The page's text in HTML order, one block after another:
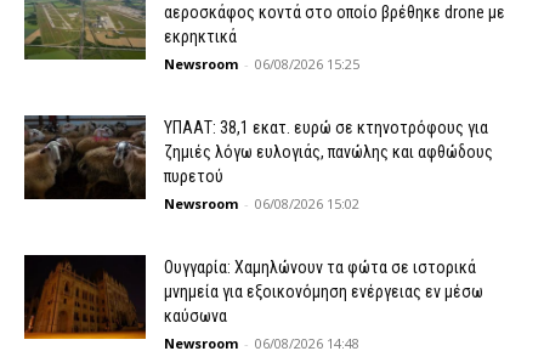
αεροσκάφος κοντά στο οποίο βρέθηκε drone με
εκρηκτικά
Newsroom - 06/08/2026 15:25
ΥΠΑΑΤ: 38,1 εκατ. ευρώ σε κτηνοτρόφους για
ζημιές λόγω ευλογιάς, πανώλης και αφθώδους
πυρετού
Newsroom - 06/08/2026 15:02
Ουγγαρία: Χαμηλώνουν τα φώτα σε ιστορικά
μνημεία για εξοικονόμηση ενέργειας εν μέσω
καύσωνα
Newsroom - 06/08/2026 14:48